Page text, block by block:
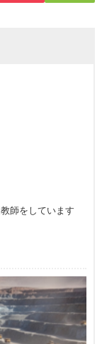
師をしています